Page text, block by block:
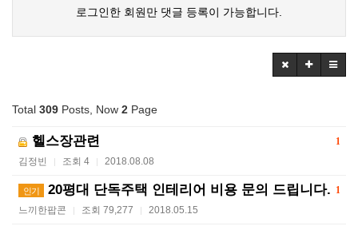
로그인한 회원만 댓글 등록이 가능합니다.
Total 309 Posts, Now 2 Page
1
헬스장관련
김정빈 | 조회 4 | 2018.08.08
1
인기 20평대 단독주택 인테리어 비용 문의 드립니다.
느끼한팝콘 | 조회 79,277 | 2018.05.15